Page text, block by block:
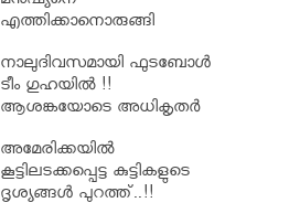
എത്തിക്കാനൊരുങ്ങി
നാലുദിവസമായി ഫുടബോൾ
ടീം ഗുഹയിൽ !!
ആശങ്കയോടെ അധികൃതർ
അമേരിക്കയിൽ
കൂട്ടിലടക്കപ്പെട്ട കുട്ടികളുടെ
ദൃശ്യങ്ങൾ പുറത്ത്..!!